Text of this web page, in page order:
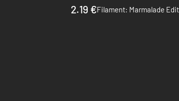
2.19 €Filament: Marmalade